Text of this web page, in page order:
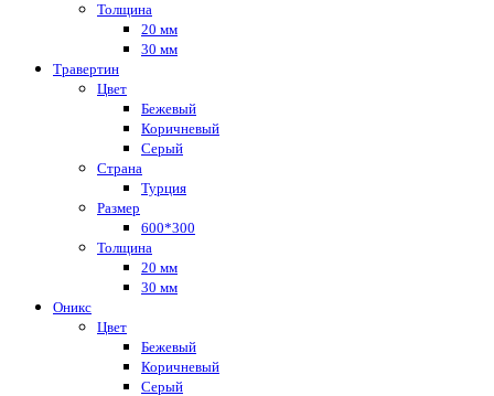
Толщина
20 мм
30 мм
Травертин
Цвет
Бежевый
Коричневый
Серый
Страна
Турция
Размер
600*300
Толщина
20 мм
30 мм
Оникс
Цвет
Бежевый
Коричневый
Серый